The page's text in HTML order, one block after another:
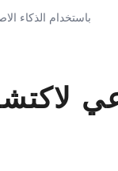
باستخدام الذكاء